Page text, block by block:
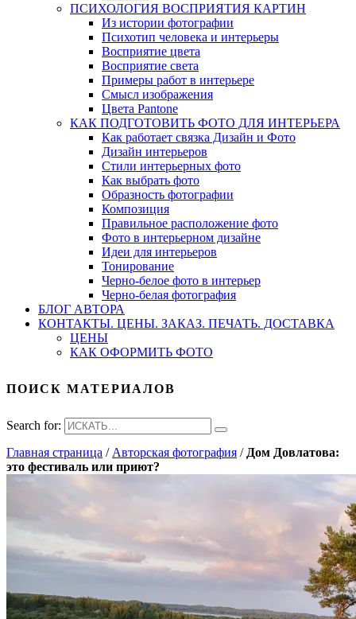
ПСИХОЛОГИЯ ВОСПРИЯТИЯ КАРТИН
Из истории фотографии
Психотип человека и интерьеры
Восприятие цвета
Восприятие света
Примеры работ в интерьере
Смысл изображения
Цвета Pantone
КАК ПОДГОТОВИТЬ ФОТО ДЛЯ ИНТЕРЬЕРА
Как работает связка Дизайн и Фото
Дизайн интерьеров
Стили интерьерных фото
Как выбрать фото
Образность фотографии
Композиция
Правильное расположение фото
Фото в интерьерном дизайне
Идеи для интерьеров
Тонирование
Черно-белое фото в интерьер
Черно-белая фотография
БЛОГ АВТОРА
КОНТАКТЫ. ЦЕНЫ. ЗАКАЗ. ПЕЧАТЬ. ДОСТАВКА
ЦЕНЫ
КАК ОФОРМИТЬ ФОТО
ПОИСК МАТЕРИАЛОВ
Search for:
Главная страница / Авторская фотография / Дом Довлатова:
это фестиваль или приют?